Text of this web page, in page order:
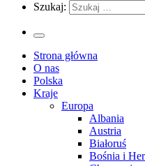
Szukaj:
Strona główna
O nas
Polska
Kraje
Europa
Albania
Austria
Białoruś
Bośnia i